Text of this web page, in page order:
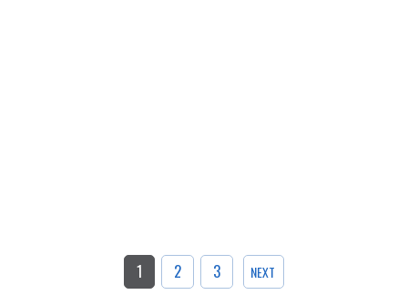
1 2 3 NEXT